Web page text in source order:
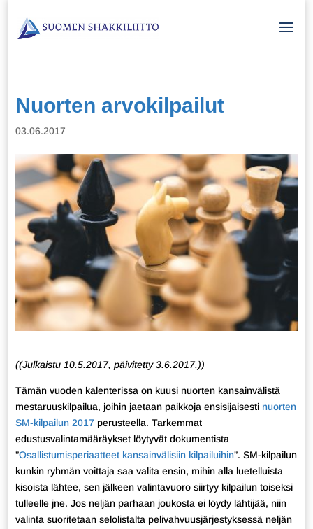
Nuorten arvokilpailut
03.06.2017
((Julkaistu 10.5.2017, päivitetty 3.6.2017.))
Tämän vuoden kalenterissa on kuusi nuorten kansainvälistä
mestaruuskilpailua, joihin jaetaan paikkoja ensisijaisesti nuorten
SM-kilpailun 2017 perusteella. Tarkemmat
edustusvalintamääräykset löytyvät dokumentista
”Osallistumisperiaatteet kansainvälisiin kilpailuihin”. SM-kilpailun
kunkin ryhmän voittaja saa valita ensin, mihin alla luetelluista
kisoista lähtee, sen jälkeen valintavuoro siirtyy kilpailun toiseksi
tulleelle jne. Jos neljän parhaan joukosta ei löydy lähtijää, niin
valinta suoritetaan selolistalta pelivahvuusjärjestyksessä neljän